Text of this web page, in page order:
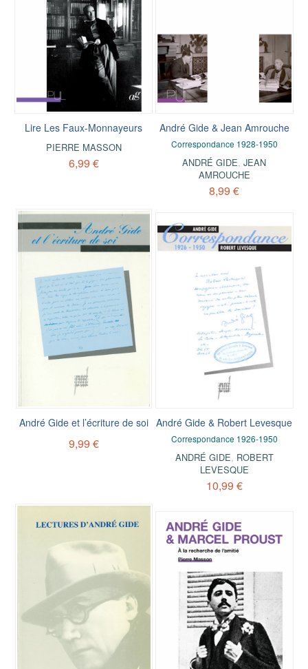
Lire Les Faux-Monnayeurs
PIERRE MASSON
6,99 €
André Gide & Jean Amrouche
Correspondance 1928-1950
ANDRÉ GIDE,JEAN
AMROUCHE
8,99 €
André Gide et l’écriture de soi
9,99 €
André Gide & Robert Levesque
Correspondance 1926-1950
ANDRÉ GIDE, ROBERT
LEVESQUE
10,99 €